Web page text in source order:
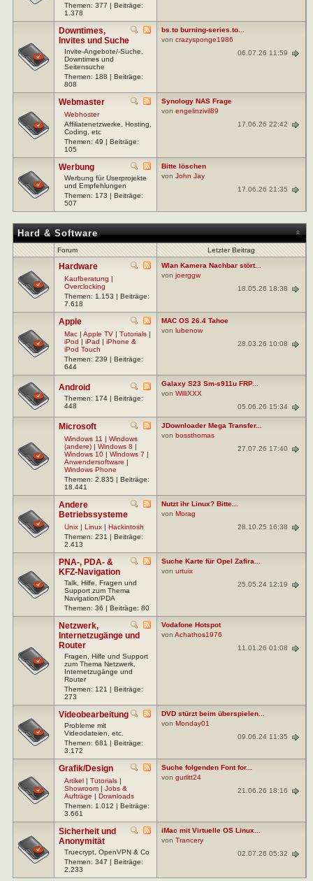
Themen: 377 | Beiträge:
1.378
Downtimes,
Invites und Suche
Invite-Angebote/-Suche,
Downtimes und
Seitensuche
Themen: 188 | Beiträge:
808
bs.to burning-series.to...
von crazysponge1986
06.07.26 11:59
Webmaster
Webhoster
Affiliatenetzwerke, Hosting,
Coding, etc
Themen: 49 | Beiträge:
105
Synology NAS Frage
von engelinzivil89
17.06.26 22:42
Werbung
Werbung für Userprojekte
und Empfehlungen
Themen: 173 | Beiträge:
507
Bitte löschen
von John Jay
17.06.26 21:35
Hard & Software
Forum Letzter Beitrag
Hardware
Kaufberatung |
Overclocking
Themen: 1.153 | Beiträge:
7.618
Wlan Kamera Nachbar stört...
von joerggw
18.05.26 18:38
Apple
Mac | Apple TV | Tutorials |
iPod | iPad | iPhone &
iPod Touch
Themen: 239 | Beiträge:
644
MAC OS 26.4 Tahoe
von lubenow
28.03.26 10:08
Android
Themen: 174 | Beiträge:
448
Galaxy S23 Sm-s911u FRP...
von WilliXXX
05.06.26 15:34
Microsoft
Windows 11 | Windows
(andere) | Windows 8 |
Windows 10 | Windows 7 |
Anwendersoftware |
Windows Phone
Themen: 2.835 | Beiträge:
18.441
JDownloader Mega Transfer...
von bossthomas
27.07.26 17:40
Andere
Betriebssysteme
Unix | Linux | Hackintosh
Themen: 231 | Beiträge:
2.413
Nutzt ihr Linux? Bitte...
von Morag
28.10.25 16:38
PNA-, PDA- &
KFZ-Navigation
Talk, Hilfe, Fragen und
Support zum Thema
Navigation/PDA
Themen: 36 | Beiträge: 80
Suche Karte für Opel Zafira...
von urtuix
25.05.24 12:19
Netzwerk,
Internetzugänge und
Router
Fragen, Hilfe und Support
zum Thema Netzwerk,
Internetzugänge und
Router
Themen: 121 | Beiträge:
273
Vodafone Hotspot
von Achathos1976
11.01.26 01:08
Videobearbeitung
Probleme mit
Videodateien, etc.
Themen: 681 | Beiträge:
3.172
DVD stürzt beim überspielen...
von Monday01
09.06.24 11:35
Grafik/Design
Artikel | Tutorials |
Showroom | Jobs &
Aufträge | Downloads
Themen: 1.012 | Beiträge:
3.661
Suche folgenden Font for...
von gurlitt24
21.06.26 18:16
Sicherheit und
Anonymität
Truecrypt, OpenVPN & Co
Themen: 347 | Beiträge:
2.233
iMac mit Virtuelle OS Linux...
von Trancery
02.07.26 05:32